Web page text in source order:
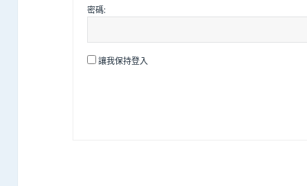
密碼:
讓我保持登入